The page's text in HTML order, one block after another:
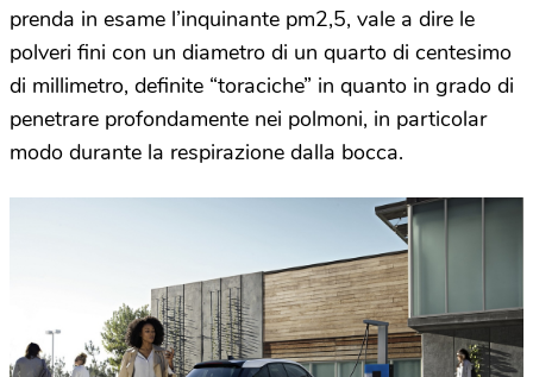
prenda in esame l’inquinante pm2,5, vale a dire le
polveri fini con un diametro di un quarto di centesimo
di millimetro, definite “toraciche” in quanto in grado di
penetrare profondamente nei polmoni, in particolar
modo durante la respirazione dalla bocca.